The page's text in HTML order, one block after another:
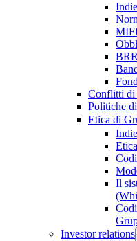
Conflitti di
Politiche
Etica di
Il
Investor relations